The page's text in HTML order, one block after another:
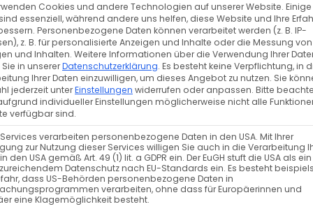
Zurück Vor
der griechischen Gemeinden bei der
bekommen wir die Nachricht aus Frankreich,
sind. Unter anderem wurde berichtet, dass
Cookies und andere Technologien auf unserer Website.
essenziell, während andere uns helfen, diese Website und Ihre
Personenbezogene Daten können verarbeitet werden (z. B. IP-
z. B. für personalisierte Anzeigen und Inhalte oder die Messung von
und Inhalten. Weitere Informationen über die Verwendung Ihrer
in unsererDatenschutzerklärung. Es besteht keine Verpflichtung, in
Ihrer Daten einzuwilligen, um dieses Angebot zu nutzen. Sie
jederzeit unterEinstellungen widerrufen oder anpassen. Bitte
individueller Einstellungen möglicherweise nicht alle
verfügbar sind.
verarbeiten personenbezogene Daten in den USA. Mit Ihrer
zur Nutzung dieser Services willigen Sie auch in die Verarbeitung
den USA gemäß Art. 49 (1) lit. a GDPR ein. Der EuGH stuft die USA als
Datenschutz nach EU-Standards ein. Es besteht
dass US-Behörden personenbezogene Daten in
verarbeiten, ohne dass für Europäerinnen und
eine Klagemöglichkeit besteht.